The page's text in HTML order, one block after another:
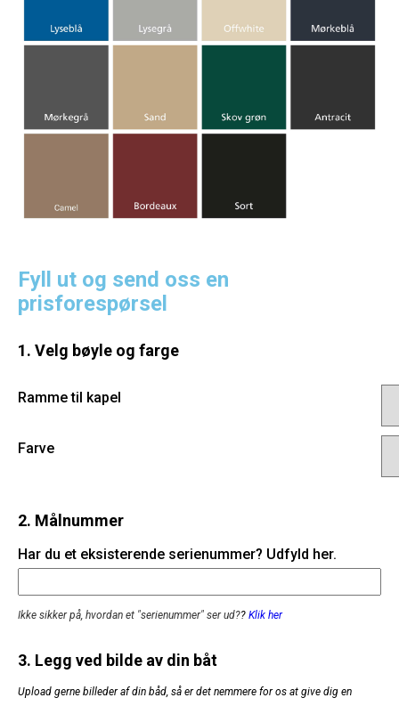
Fyll ut og send oss en
prisforespørsel
1. Velg bøyle og farge
Ramme til kapel
Farve
2. Målnummer
Har du et eksisterende serienummer? Udfyld her.
Ikke sikker på, hvordan et "serienummer" ser ud?? Klik her
3. Legg ved bilde av din båt
Upload gerne billeder af din båd, så er det nemmere for os at give dig en